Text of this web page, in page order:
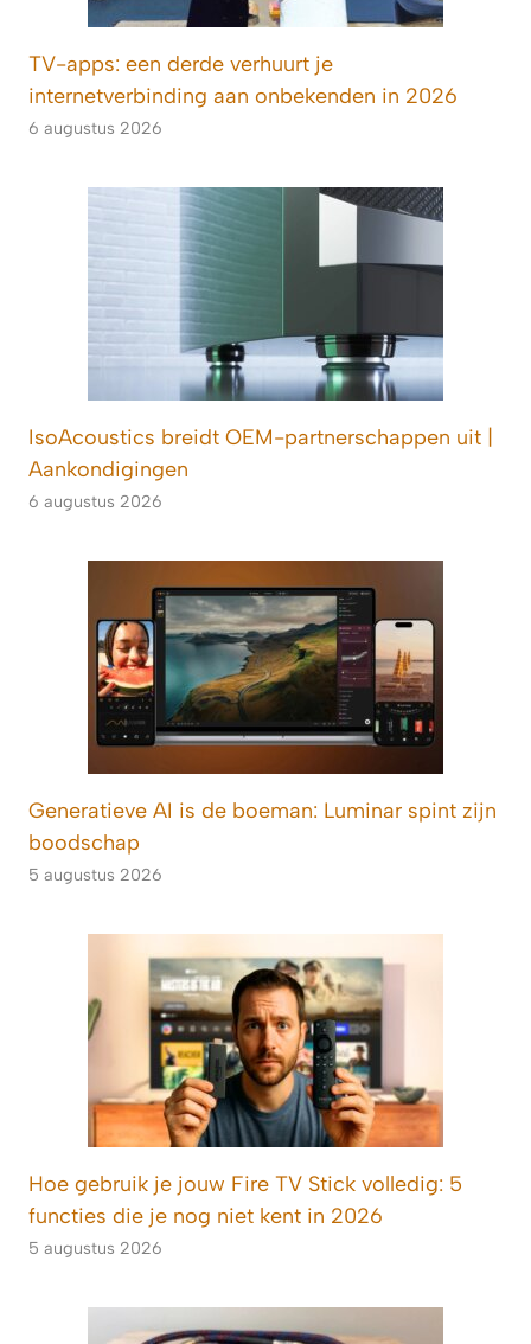
TV-apps: een derde verhuurt je
internetverbinding aan onbekenden in 2026
6 augustus 2026
IsoAcoustics breidt OEM-partnerschappen uit |
Aankondigingen
6 augustus 2026
Generatieve AI is de boeman: Luminar spint zijn
boodschap
5 augustus 2026
Hoe gebruik je jouw Fire TV Stick volledig: 5
functies die je nog niet kent in 2026
5 augustus 2026